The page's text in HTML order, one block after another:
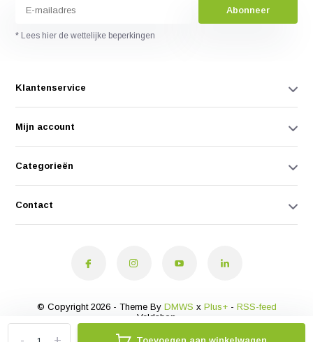
Abonneer
* Lees hier de wettelijke beperkingen
Klantenservice
Mijn account
Categorieën
Contact
© Copyright 2026 - Theme By DMWS x Plus+- RSS-feed
Veldshop